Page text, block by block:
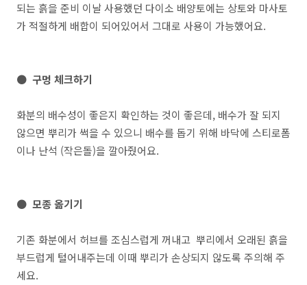
되는 흙을 준비 이날 사용했던 다이소 배양토에는 상토와 마사토
가 적절하게 배합이 되어있어서 그대로 사용이 가능했어요.
● 구멍 체크하기
화분의 배수성이 좋은지 확인하는 것이 좋은데, 배수가 잘 되지
않으면 뿌리가 썩을 수 있으니 배수를 돕기 위해 바닥에 스티로폼
이나 난석 (작은돌)을 깔아줬어요.
● 모종 옮기기
기존 화분에서 허브를 조심스럽게 꺼내고 뿌리에서 오래된 흙을
부드럽게 털어내주는데 이때 뿌리가 손상되지 않도록 주의해 주
세요.